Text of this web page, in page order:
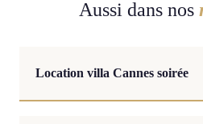
Aussi dans nos
Location villa Cannes soirée